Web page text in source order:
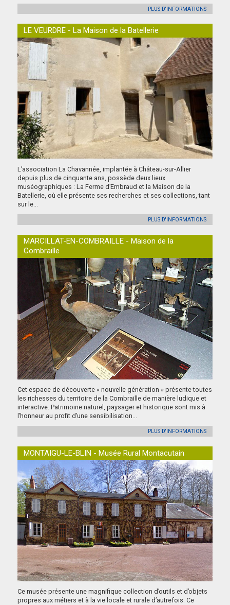
PLUS D'INFORMATIONS
LE VEURDRE - La Maison de la Batellerie
L’association La Chavannée, implantée à Château-sur-Allier
depuis plus de cinquante ans, possède deux lieux
muséographiques : La Ferme d’Embraud et la Maison de la
Batellerie, où elle présente ses recherches et ses collections, tant
sur le...
PLUS D'INFORMATIONS
MARCILLAT-EN-COMBRAILLE - Maison de la
Combraille
Cet espace de découverte « nouvelle génération » présente toutes
les richesses du territoire de la Combraille de manière ludique et
interactive. Patrimoine naturel, paysager et historique sont mis à
l’honneur au profit d’une sensibilisation...
PLUS D'INFORMATIONS
MONTAIGU-LE-BLIN - Musée Rural Montacutain
Ce musée présente une magnifique collection d’outils et d’objets
propres aux métiers et à la vie locale et rurale d’autrefois. Ce